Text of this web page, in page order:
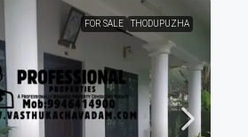
FOR SALE THODUPUZHA